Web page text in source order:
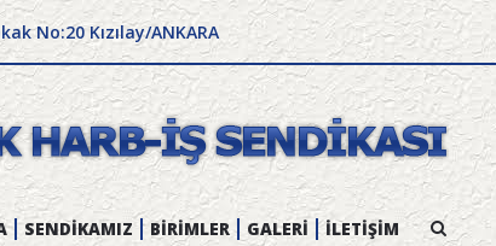
No:20 Kızılay/ANKARA
SENDİKAMIZ BİRİMLER GALERİ İLETİŞİM